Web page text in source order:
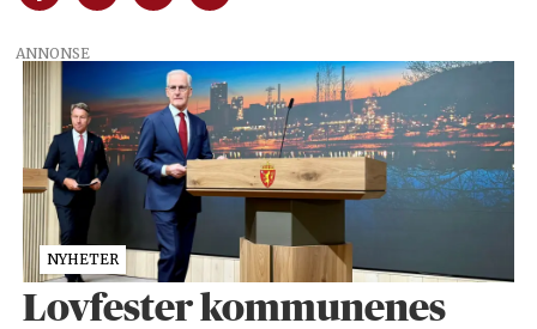
ANNONSE
NYHETER
Lovfester kommunenes